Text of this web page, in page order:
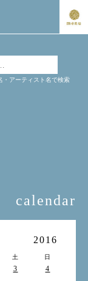
calendar
2016
土 日
3
4
・アーティスト名で検索